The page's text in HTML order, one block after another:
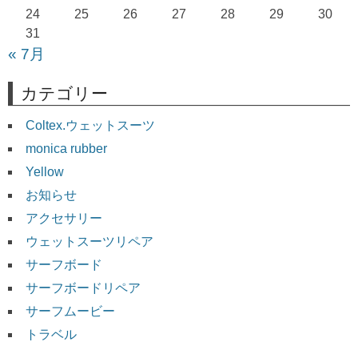
24
25 26 27 28 29
30
31
« 7月
カテゴリー
Coltex.ウェットスーツ
monica rubber
Yellow
お知らせ
アクセサリー
ウェットスーツリペア
サーフボード
サーフボードリペア
サーフムービー
トラベル